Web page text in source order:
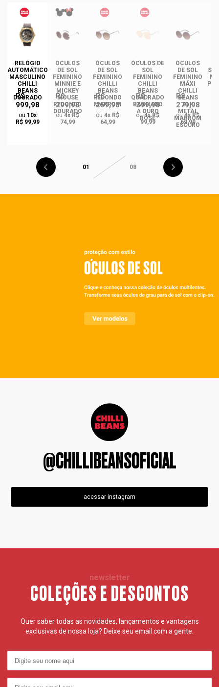
RELÓGIO
AUTOMÁTICO
MASCULINO
CHILLI
BEANS
DOURADO
R$
999,98
ou 10x
R$ 99,99
ÓCULOS
DE SOL
FEMININO
MINNIE E
MICKEY
MOUSE
REDONDO
DOURADO
R$
299,98
ou4x R$
74,99
ÓCULOS
DE SOL
FEMININO
CHILLI
BEANS
REDONDO
MARROM
R$
259,98
ou 4x R$
64,99
ÓCULOS DE
SOL
FEMININO
CHILLI
BEANS
QUADRADO
BANHADO
A OURO
ROSÉ
R$
399,98
ou4x R$
99,99
ÓCULOS
DE SOL
FEMININO
MÁXI
CHILLI
BEANS
BLK
METAL
MARROM
ESCURO
R$
279,98
ou4x R$
69,99
01 08
@CHILLIBEANSOFICIAL
acessar instagram
newsletter
COLEÇÕES E DESCONTOS
Quer saber todas as novidades, lançamentos e vantagens
exclusivas de nossa loja? Deixe seu email com a gente.